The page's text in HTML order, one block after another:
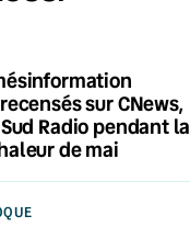
sur CNews,
Radio pendant la
de mai